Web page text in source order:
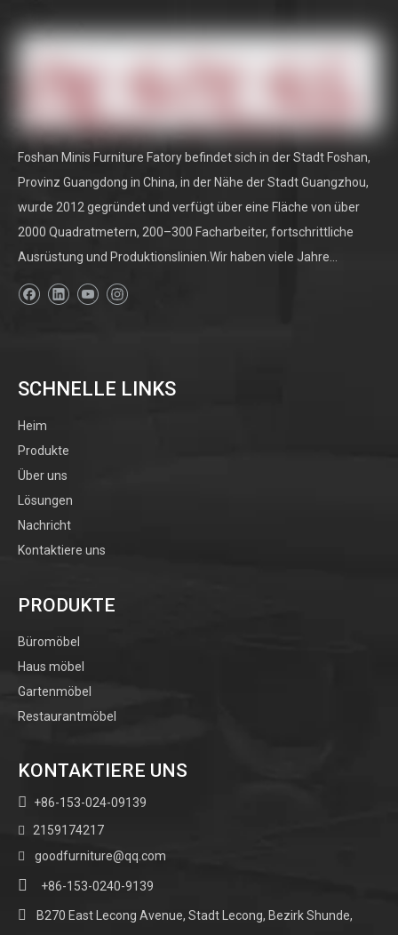
Foshan Minis Furniture Fatory befindet sich in der Stadt Foshan,
Provinz Guangdong in China, in der Nähe der Stadt Guangzhou,
wurde 2012 gegründet und verfügt über eine Fläche von über
2000 Quadratmetern, 200–300 Facharbeiter, fortschrittliche
Ausrüstung und Produktionslinien.Wir haben viele Jahre...
SCHNELLE LINKS
Heim
Produkte
Über uns
Lösungen
Nachricht
Kontaktiere uns
PRODUKTE
Büromöbel
Haus möbel
Gartenmöbel
Restaurantmöbel
KONTAKTIERE UNS
 +86-153-024-09139
 2159174217
 goodfurniture@qq.com
 +86-153-0240-9139

B270 East Lecong Avenue, Stadt Lecong, Bezirk Shunde,